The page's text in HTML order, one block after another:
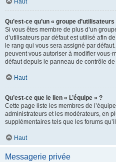
Haut
Qu’est-ce qu’un « groupe
Si vous êtes membre de plus d’un
d’utilisateurs par défaut est utilisé afin
le rang qui vous sera assigné par
peuvent vous autoriser à modifier vous-
défaut depuis le panneau de contrôle de
Haut
Qu’est-ce que le lien « L’équipe » ?
Cette page liste les membres de
administrateurs et les modérateurs, en
supplémentaires tels que les forums
Haut
Messagerie privée